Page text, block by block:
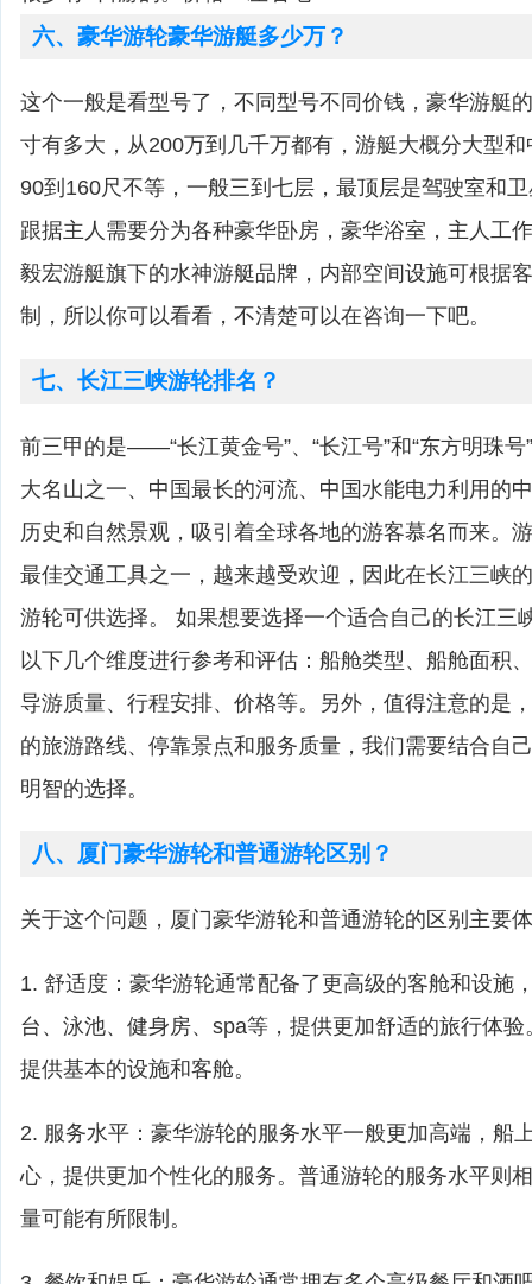
六、豪华游轮豪华游艇多少万？
这个一般是看型号了，不同型号不同价钱，豪华游艇
寸有多大，从200万到几千万都有，游艇大概分大型
90到160尺不等，一般三到七层，最顶层是驾驶室和
跟据主人需要分为各种豪华卧房，豪华浴室，主人工
毅宏游艇旗下的水神游艇品牌，内部空间设施可根据
制，所以你可以看看，不清楚可以在咨询一下吧。
七、长江三峡游轮排名？
前三甲的是——“长江黄金号”、“长江号”和“东方明珠
大名山之一、中国最长的河流、中国水能电力利用的
历史和自然景观，吸引着全球各地的游客慕名而来。
最佳交通工具之一，越来越受欢迎，因此在长江三峡
游轮可供选择。 如果想要选择一个适合自己的长江三
以下几个维度进行参考和评估：船舱类型、船舱面积
导游质量、行程安排、价格等。另外，值得注意的是
的旅游路线、停靠景点和服务质量，我们需要结合自
明智的选择。
八、厦门豪华游轮和普通游轮区别？
关于这个问题，厦门豪华游轮和普通游轮的区别主要
1. 舒适度：豪华游轮通常配备了更高级的客舱和设施
台、泳池、健身房、spa等，提供更加舒适的旅行体
提供基本的设施和客舱。
2. 服务水平：豪华游轮的服务水平一般更加高端，船
心，提供更加个性化的服务。普通游轮的服务水平则
量可能有所限制。